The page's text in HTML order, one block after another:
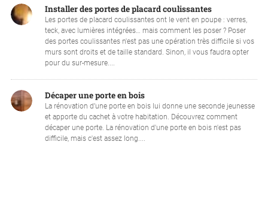
Installer des portes de placard coulissantes
Les portes de placard coulissantes ont le vent en poupe : verres,
teck, avec lumières intégrées… mais comment les poser ? Poser
des portes coulissantes n'est pas une opération très difficile si vos
murs sont droits et de taille standard. Sinon, il vous faudra opter
pour du sur-mesure....
Décaper une porte en bois
La rénovation d’une porte en bois lui donne une seconde jeunesse
et apporte du cachet à votre habitation. Découvrez comment
décaper une porte. La rénovation d'une porte en bois n'est pas
difficile, mais c'est assez long....